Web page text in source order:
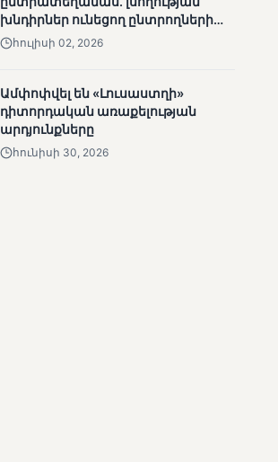
ՄՈՒՆԵՏԻԿ
Շարունակվում են
անչափահասների
որոնողական
աշխատանքները
խնդիրներ ունեցող ընտրողների
ճանապարհը
հուլիսի 02, 2026
Ամփոփվել են «Լուսաստղի»
դիտորդական առաքելության
արդյունքները
հունիսի 30, 2026